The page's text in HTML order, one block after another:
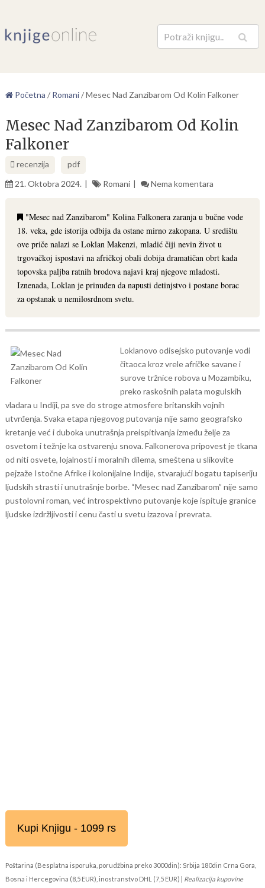
Pretraga
Početna / Romani/Mesec Nad Zanzibarom Od Kolin Falkoner
Mesec Nad Zanzibarom Od Kolin
Falkoner
recenzija
pdf
21. Oktobra 2024.
Romani Nema komentara
"Mesec nad Zanzibarom" Kolina Falkonera zaranja u bučne vode
18. veka, gde istorija odbija da ostane mirno zakopana. U središtu
ove priče nalazi se Loklan Makenzi, mladić čiji nevin život u
trgovačkoj ispostavi na afričkoj obali dobija dramatičan obrt kada
topovska paljba ratnih brodova najavi kraj njegove mladosti.
Iznenada, Loklan je prinuđen da napusti detinjstvo i postane borac
za opstanak u nemilosrdnom svetu.
Loklanovo odisejsko putovanje vodi
čitaoca kroz vrele afričke savane i
surove tržnice robova u Mozambiku,
preko raskošnih palata mogulskih
vladara u Indiji, pa sve do stroge atmosfere britanskih vojnih
utvrđenja. Svaka etapa njegovog putovanja nije samo geografsko
kretanje već i duboka unutrašnja preispitivanja između želje za
osvetom i težnje ka ostvarenju snova. Falkonerova pripovest je tkana
od niti osvete, lojalnosti i moralnih dilema, smeštena u slikovite
pejzaže Istočne Afrike i kolonijalne Indije, stvarajući bogatu tapiseriju
ljudskih strasti i unutrašnje borbe. “Mesec nad Zanzibarom” nije samo
pustolovni roman, već introspektivno putovanje koje ispituje granice
ljudske izdržljivosti i cenu časti u svetu izazova i prevrata.
Kupi Knjigu - 1099 rs
Poštarina (Besplatna isporuka, porudžbina preko 3000din): Srbija 180din Crna Gora,
Bosna i Hercegovina (8,5 EUR), inostranstvo DHL (7,5 EUR) | Realizacija kupovine